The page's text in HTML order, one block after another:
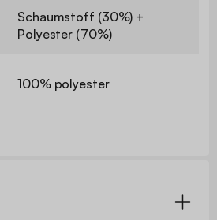
Schaumstoff (30%) +
Polyester (70%)
100% polyester